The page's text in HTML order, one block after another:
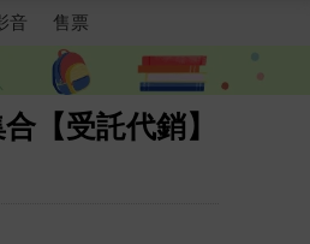
音 售票
【受託代銷】